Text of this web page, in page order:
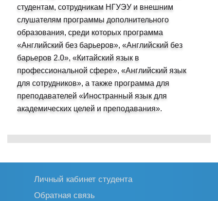
студентам, сотрудникам НГУЭУ и внешним
слушателям программы дополнительного
образования, среди которых программа
«Английский без барьеров», «Английский без
барьеров 2.0», «Китайский язык в
профессиональной сфере», «Английский язык
для сотрудников», а также программа для
преподавателей «Иностранный язык для
академических целей и преподавания».
Личный кабинет студента
Обратная связь